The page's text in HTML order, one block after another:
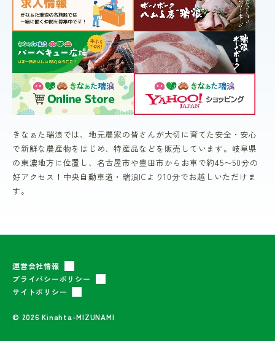
きなぁた瑞浪では、地元農家の皆さんが大切に育てた安全・安心
で新鮮な農産物をはじめ、特産品などを販売しています。岐阜県
の東濃地方に位置し、名古屋市や豊田市からお車で約45〜50分の
好アクセス！中央自動車道・瑞浪ICより10分でお越しいただけま
す。
運営会社情報
プライバシーポリシー
サイトポリシー
© 2026 Kinahta-MIZUNAMI